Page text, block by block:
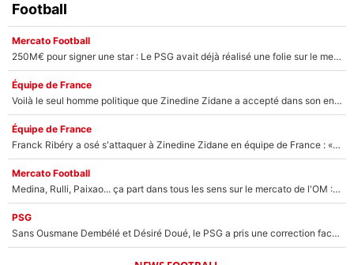
Football
Mercato Football
250M€ pour signer une star : Le PSG avait déjà réalisé une folie sur le mercato bien avant Neymar !
Équipe de France
Voilà le seul homme politique que Zinedine Zidane a accepté dans son entourage : «Je garde un très bon souvenir de lui»
Équipe de France
Franck Ribéry a osé s'attaquer à Zinedine Zidane en équipe de France : «Je n'aurais jamais fait ça»
Mercato Football
Medina, Rulli, Paixao... ça part dans tous les sens sur le mercato de l'OM : Frank McCourt va enfin récupérer l'argent qu'il attend ?
PSG
Sans Ousmane Dembélé et Désiré Doué, le PSG a pris une correction face à Majorque : Luis Enrique attend avec impatience des renforts !